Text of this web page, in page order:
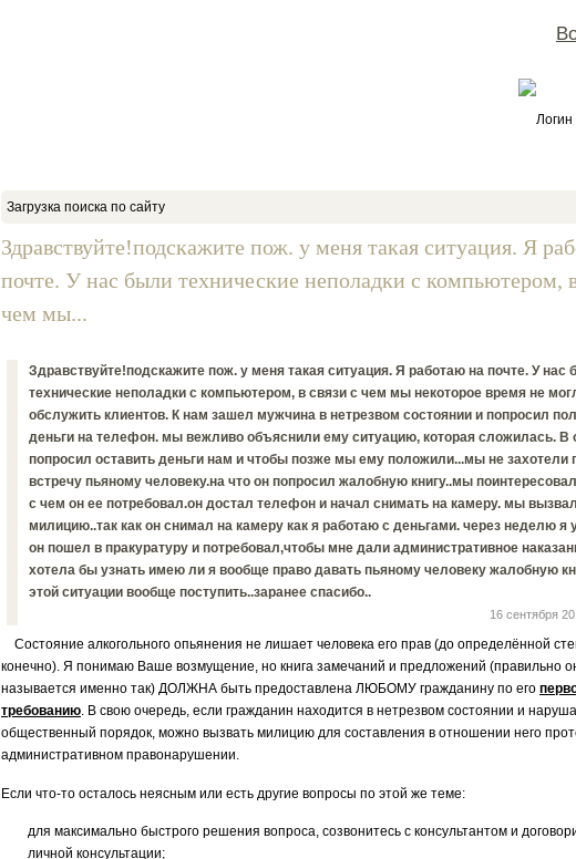
Логин
Загрузка поиска по сайту
Здравствуйте!подскажите пож. у меня такая ситуация. Я
почте. У нас были технические неполадки с компьютером,
чем мы...
Здравствуйте!подскажите пож. у меня такая ситуация. Я работаю на почте. У нас
технические неполадки с компьютером, в связи с чем мы некоторое время не
обслужить клиентов. К нам зашел мужчина в нетрезвом состоянии и попросил
деньги на телефон. мы вежливо объяснили ему ситуацию, которая сложилась. В
попросил оставить деньги нам и чтобы позже мы ему положили...мы не захотели
встречу пьяному человеку.на что он попросил жалобную книгу..мы
с чем он ее потребовал.он достал телефон и начал снимать на камеру. мы
милицию..так как он снимал на камеру как я работаю с деньгами. через неделю я
он пошел в пракуратуру и потребовал,чтобы мне дали административное
хотела бы узнать имею ли я вообще право давать пьяному человеку жалобную
этой ситуации вообще поступить..заранее спасибо..
16 сентября
Состояние алкогольного опьянения не лишает человека его прав (до определённой
конечно). Я понимаю Ваше возмущение, но книга замечаний и предложений (правильно
называется именно так) ДОЛЖНА быть предоставлена ЛЮБОМУ гражданину по его
требованию. В свою очередь, если гражданин находится в нетрезвом состоянии и
общественный порядок, можно вызвать милицию для составления в отношении него
административном правонарушении.
Если что-то осталось неясным или есть другие вопросы по этой же теме:
для максимально быстрого решения вопроса, созвонитесь с консультантом и
личной консультации;